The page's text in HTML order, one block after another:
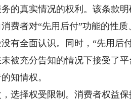
的真实情况的权利。该条款
费者对“先用后付”功能的性
有全面认识。同时，“先用后
被充分告知的情况下接受了
知情权。
择权受限制。消费者权益保